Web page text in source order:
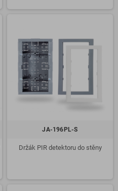
JA-196PL-S
Držák PIR detektoru do stěny